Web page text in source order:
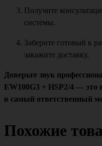
Получите
системы.
Заберите готовый к
закажите доставку.
Доверьте звук
EW100G3 + HSP2/4 —
в самый ответственный
Похожие